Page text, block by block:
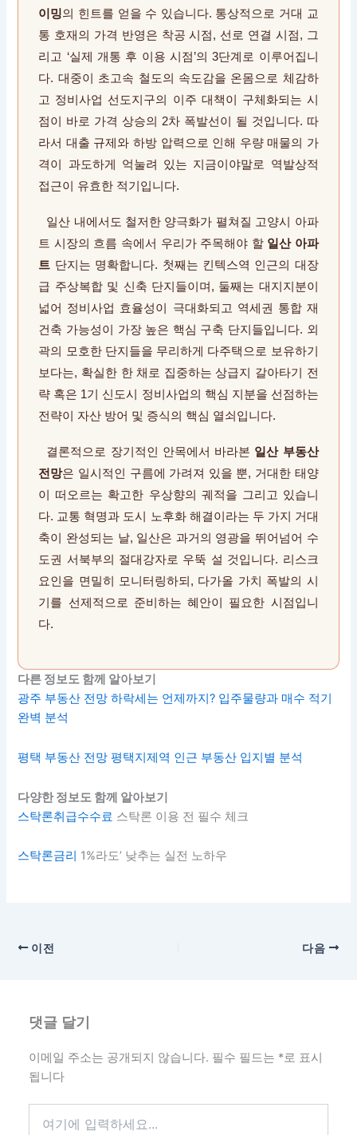
이밍의 힌트를 얻을 수 있습니다. 통상적으로 거대 교
통 호재의 가격 반영은 착공 시점, 선로 연결 시점, 그
리고 ‘실제 개통 후 이용 시점’의 3단계로 이루어집니
다. 대중이 초고속 철도의 속도감을 온몸으로 체감하
고 정비사업 선도지구의 이주 대책이 구체화되는 시
점이 바로 가격 상승의 2차 폭발선이 될 것입니다. 따
라서 대출 규제와 하방 압력으로 인해 우량 매물의 가
격이 과도하게 억눌려 있는 지금이야말로 역발상적
접근이 유효한 적기입니다.
일산 내에서도 철저한 양극화가 펼쳐질 고양시 아파
트 시장의 흐름 속에서 우리가 주목해야 할 일산 아파
트 단지는 명확합니다. 첫째는 킨텍스역 인근의 대장
급 주상복합 및 신축 단지들이며, 둘째는 대지지분이
넓어 정비사업 효율성이 극대화되고 역세권 통합 재
건축 가능성이 가장 높은 핵심 구축 단지들입니다. 외
곽의 모호한 단지들을 무리하게 다주택으로 보유하기
보다는, 확실한 한 채로 집중하는 상급지 갈아타기 전
략 혹은 1기 신도시 정비사업의 핵심 지분을 선점하는
전략이 자산 방어 및 증식의 핵심 열쇠입니다.
결론적으로 장기적인 안목에서 바라본 일산 부동산
전망은 일시적인 구름에 가려져 있을 뿐, 거대한 태양
이 떠오르는 확고한 우상향의 궤적을 그리고 있습니
다. 교통 혁명과 도시 노후화 해결이라는 두 가지 거대
축이 완성되는 날, 일산은 과거의 영광을 뛰어넘어 수
도권 서북부의 절대강자로 우뚝 설 것입니다. 리스크
요인을 면밀히 모니터링하되, 다가올 가치 폭발의 시
기를 선제적으로 준비하는 혜안이 필요한 시점입니
다.
다른 정보도 함께 알아보기
광주 부동산 전망 하락세는 언제까지? 입주물량과 매수 적기
완벽 분석
평택 부동산 전망 평택지제역 인근 부동산 입지별 분석
다양한 정보도 함께 알아보기
스탁론취급수수료 스탁론 이용 전 필수 체크
스탁론금리 1%라도’ 낮추는 실전 노하우
이전 다음
댓글 달기
이메일 주소는 공개되지 않습니다. 필수 필드는 *로 표시
됩니다